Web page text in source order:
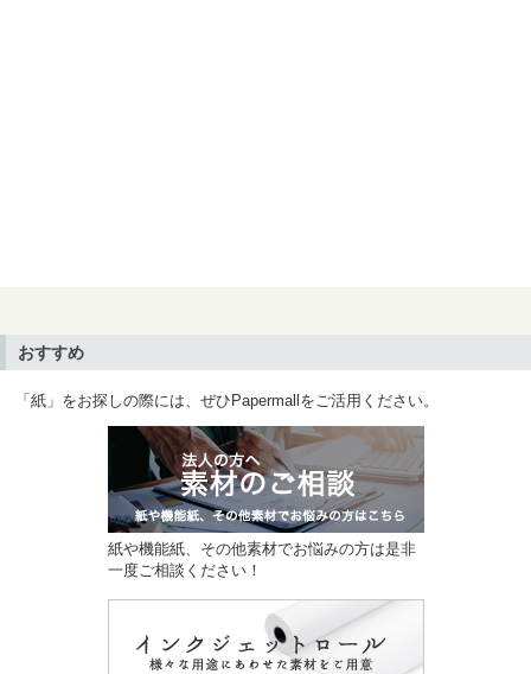
おすすめ
「紙」をお探しの際には、ぜひPapermallをご活用ください。
紙や機能紙、その他素材でお悩みの方は是非
一度ご相談ください！